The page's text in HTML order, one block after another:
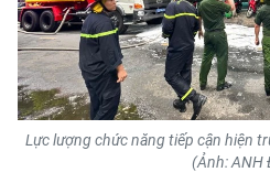
Chuyên trang TP. Hồ Chí
CHUYÊN ĐỀ
CÁC CHUYÊN TRANG
Lực lượng chức năng tiếp cận hiện
(Ảnh: ANH